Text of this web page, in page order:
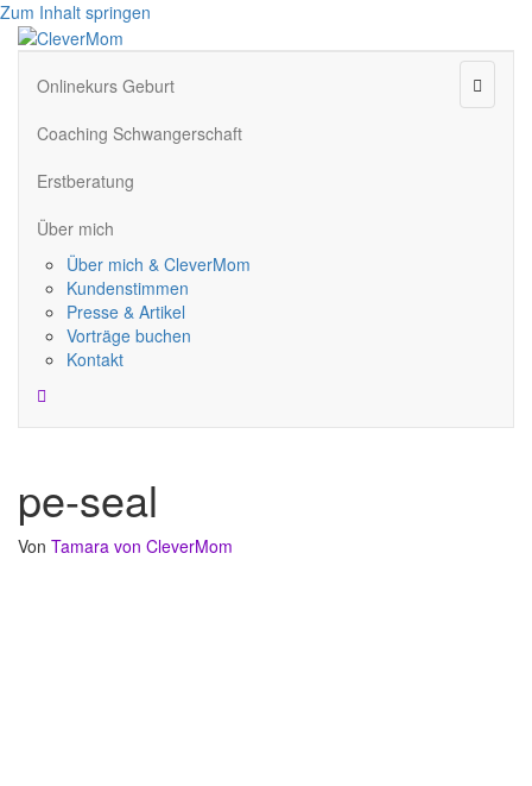
Zum Inhalt springen
Onlinekurs Geburt
Coaching Schwangerschaft
Erstberatung
Über mich
Über mich & CleverMom
Kundenstimmen
Presse & Artikel
Vorträge buchen
Kontakt
pe-seal
Von Tamara von CleverMom